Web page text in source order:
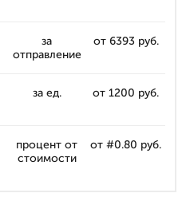
за
отправление
от 6393 руб.
за ед. от 1200 руб.
процент от
стоимости
от #0.80 руб.